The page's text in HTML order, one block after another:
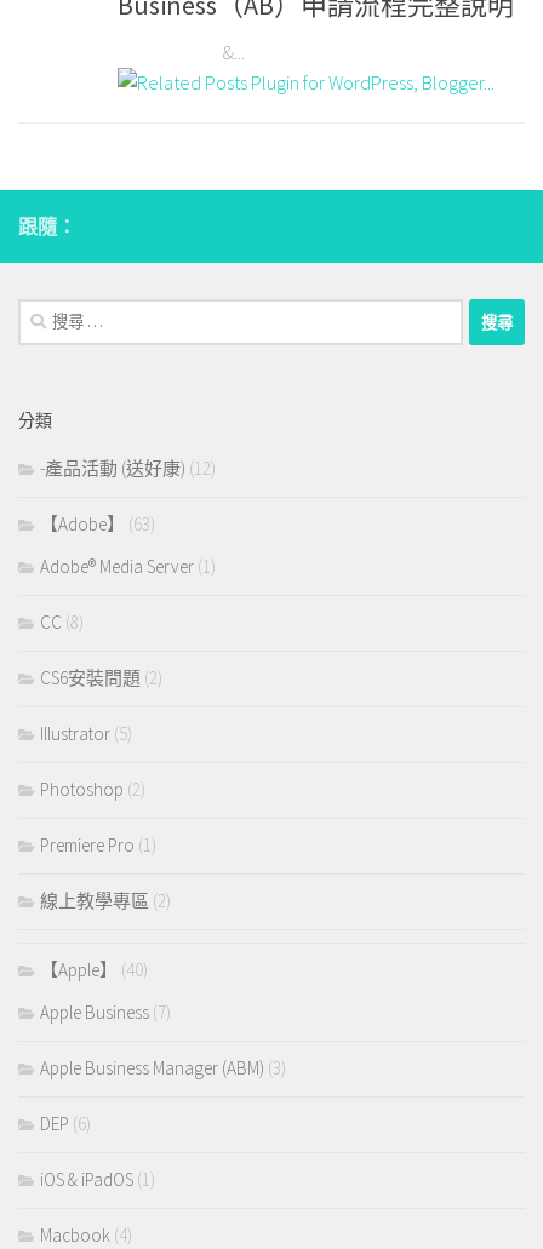
&...
跟隨：
搜
尋：
分類
-產品活動 (送好康) (12)
【Adobe】
(63)
Adobe® Media Server (1)
CC (8)
CS6安裝問題 (2)
Illustrator (5)
Photoshop (2)
Premiere Pro (1)
線上教學專區 (2)
【Apple】
(40)
Apple Business (7)
Apple Business Manager (ABM) (3)
DEP (6)
iOS & iPadOS (1)
Macbook (4)